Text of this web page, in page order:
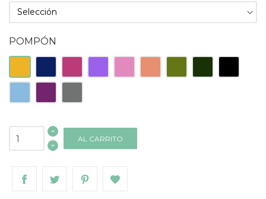
POMPÓN
AmarilloAzul
Oscuro
Fucsia SalmónVerde
Claro
Verde
Oscuro
Negro
CelesteMorado
AL CARRITO